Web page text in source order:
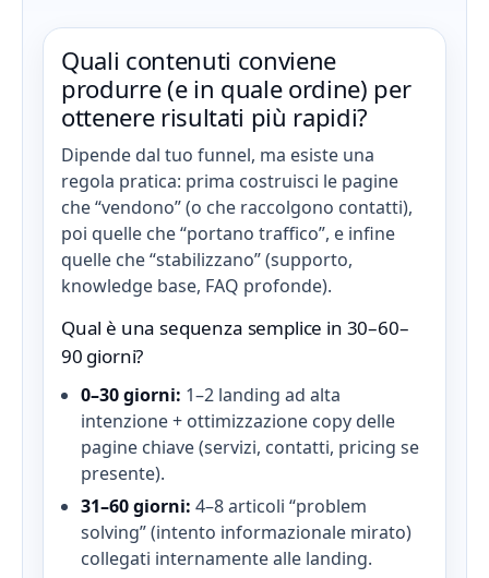
Quali contenuti conviene
produrre (e in quale ordine) per
ottenere risultati più rapidi?
Dipende dal tuo funnel, ma esiste una
regola pratica: prima costruisci le pagine
che “vendono” (o che raccolgono contatti),
poi quelle che “portano traffico”, e infine
quelle che “stabilizzano” (supporto,
knowledge base, FAQ profonde).
Qual è una sequenza semplice in 30–60–
90 giorni?
0–30 giorni: 1–2 landing ad alta
intenzione + ottimizzazione copy delle
pagine chiave (servizi, contatti, pricing se
presente).
31–60 giorni: 4–8 articoli “problem
solving” (intento informazionale mirato)
collegati internamente alle landing.